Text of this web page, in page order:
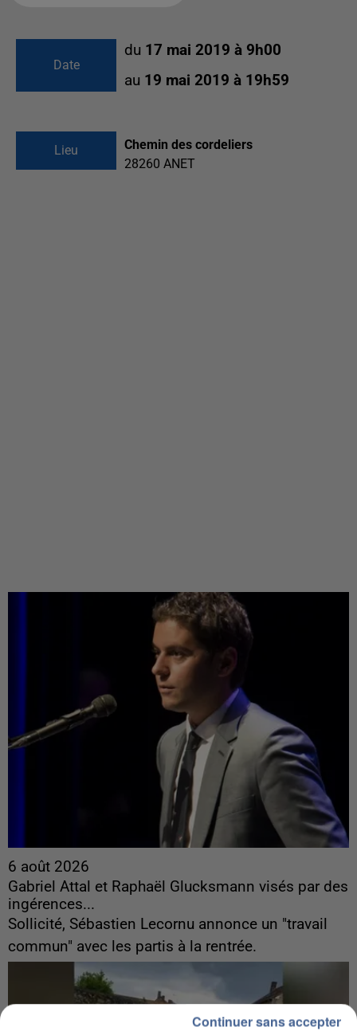
Date
du 17 mai 2019 à 9h00
au 19 mai 2019 à 19h59
Lieu
Chemin des cordeliers
28260 ANET
6 août 2026
Gabriel Attal et Raphaël Glucksmann visés par des
ingérences...
Sollicité, Sébastien Lecornu annonce un "travail
commun" avec les partis à la rentrée.
Continuer sans accepter